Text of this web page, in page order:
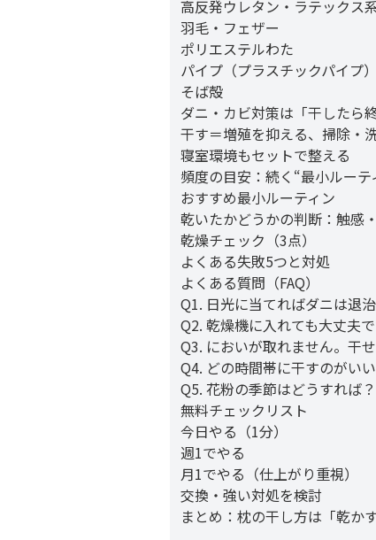
高反発ウレタン・ラテックス
羽毛・フェザー
ポリエステルわた
パイプ（プラスチックパイプ）
そば殻
ダニ・カビ対策は「干したら
干す＝増殖を抑える、掃除・
寝室環境もセットで整える
頻度の目安：続く“最小ルーテ
おすすめ最小ルーティン
乾いたかどうかの判断：触感
乾燥チェック（3点）
よくある失敗5つと対処
よくある質問（FAQ）
Q1. 日光に当てればダニは退
Q2. 乾燥機に入れても大丈夫
Q3. においが取れません。干
Q4. どの時間帯に干すのがい
Q5. 花粉の季節はどうすれば？
無料チェックリスト
今日やる（1分）
週1でやる
月1でやる（仕上がり重視）
交換・強い対処を検討
まとめ：枕の干し方は「乾か